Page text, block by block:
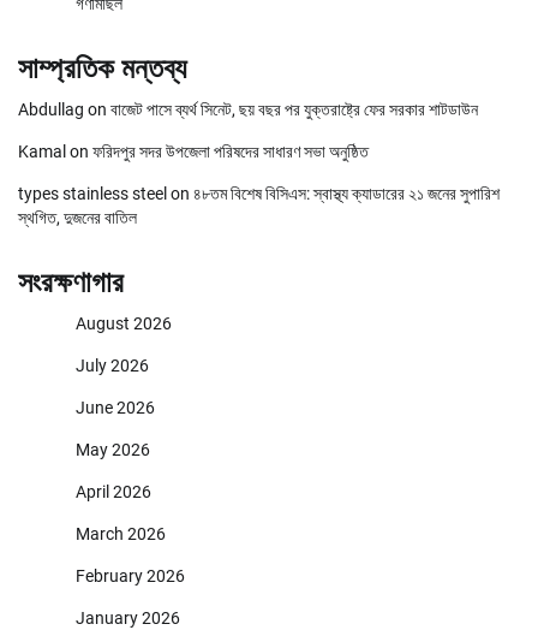
গণমিছিল
সাম্প্রতিক মন্তব্য
Abdullag on বাজেট পাসে ব্যর্থ সিনেট, ছয় বছর পর যুক্তরাষ্ট্রে ফের সরকার শাটডাউন
Kamal on ফরিদপুর সদর উপজেলা পরিষদের সাধারণ সভা অনুষ্ঠিত
types stainless steel on ৪৮তম বিশেষ বিসিএস: স্বাস্থ্য ক্যাডারের ২১ জনের সুপারিশ
স্থগিত, দুজনের বাতিল
সংরক্ষণাগার
August 2026
July 2026
June 2026
May 2026
April 2026
March 2026
February 2026
January 2026